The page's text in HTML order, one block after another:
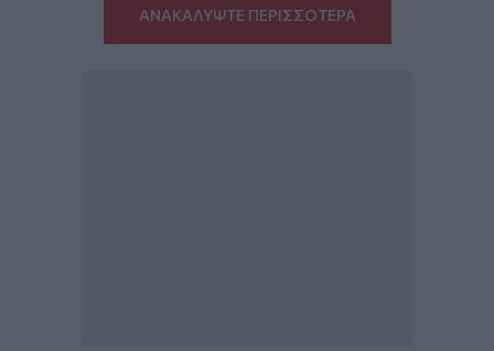
ΑΝΑΚΑΛΥΨΤΕ ΠΕΡΙΣΣΟΤΕΡΑ